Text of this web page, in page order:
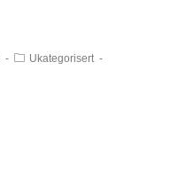
Ukategorisert